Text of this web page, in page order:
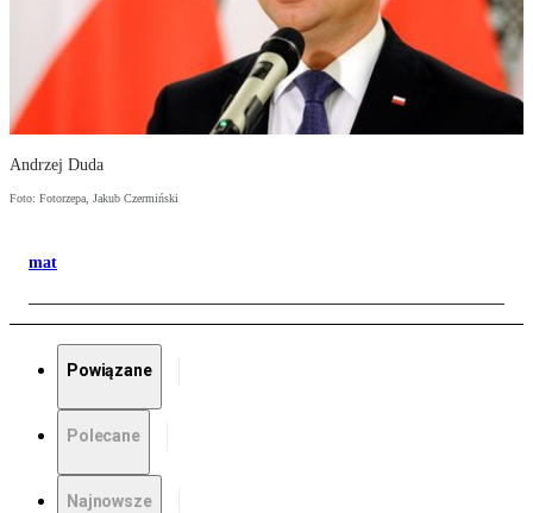
Andrzej Duda
Foto: Fotorzepa, Jakub Czermiński
mat
Powiązane
Polecane
Najnowsze